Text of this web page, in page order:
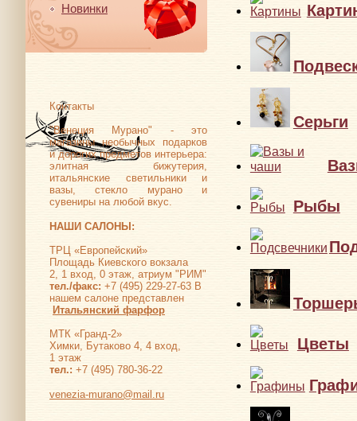
Новинки
Контакты
"Венеция Мурано" - это
магазины необычных подарков
и дорогих предметов интерьера:
элитная бижутерия,
итальянские светильники и
вазы, стекло мурано и
сувениры на любой вкус.
НАШИ САЛОНЫ:
ТРЦ «Европейский»
Площадь Киевского вокзала
2, 1 вход, 0 этаж, атриум "РИМ"
тел./факс: +7 (495) 229-27-63 В
нашем салоне представлен
Итальянский фарфор
МТК «Гранд-2»
Химки, Бутаково 4, 4 вход,
1 этаж
тел.: +7 (495) 780-36-22
venezia-murano@mail.ru
Серьги
Рыбы
Цветы